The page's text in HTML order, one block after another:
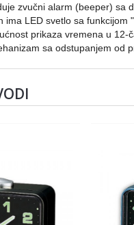
zvučni alarm (beeper) sa
ima LED svetlo sa funkcijom
prikaza vremena u 12-
sa odstupanjem od